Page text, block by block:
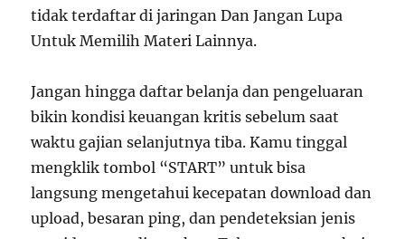
tidak terdaftar di jaringan Dan Jangan Lupa
Untuk Memilih Materi Lainnya.
Jangan hingga daftar belanja dan pengeluaran
bikin kondisi keuangan kritis sebelum saat
waktu gajian selanjutnya tiba. Kamu tinggal
mengklik tombol “START” untuk bisa
langsung mengetahui kecepatan download dan
upload, besaran ping, dan pendeteksian jenis